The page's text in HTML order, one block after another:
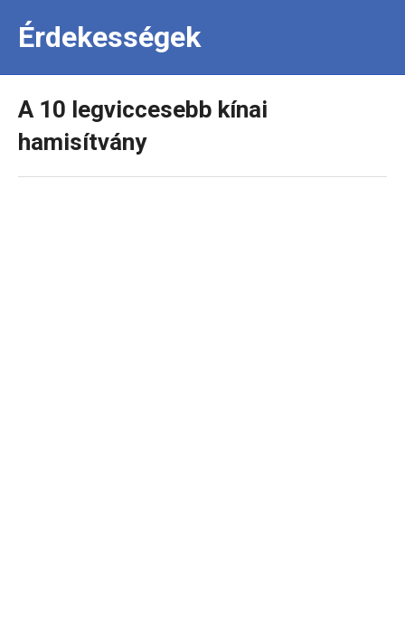
Érdekességek
A 10 legviccesebb kínai
hamisítvány